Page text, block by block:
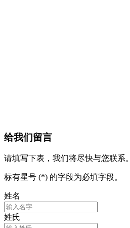
给我们留言
请填写下表，我们将尽快与您联系。
标有星号 (*) 的字段为必填字段。
姓名
姓氏